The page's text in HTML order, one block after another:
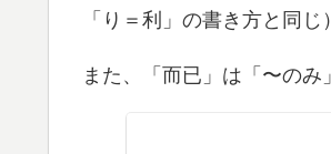
「り＝利」の書き方と同じ）
また、「而已」は「〜のみ